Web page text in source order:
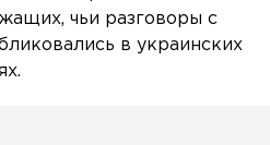
чьи разговоры с
в украинских